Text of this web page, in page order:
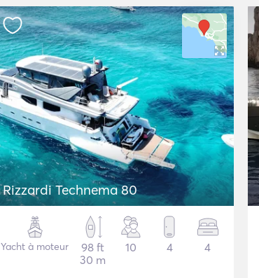
Rizzardi Technema 80
Yacht à moteur
98 ft
30 m
10 4 4